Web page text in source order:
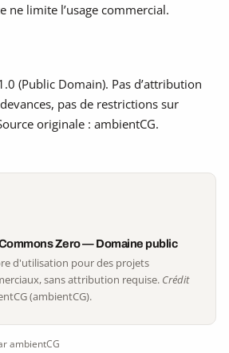
ne limite l’usage commercial.
(Public Domain). Pas d’attribution
pas de restrictions sur
originale : ambientCG.
Zero — Domaine public
d'utilisation pour des projets
sans attribution requise. Crédit
(ambientCG).
ambientCG